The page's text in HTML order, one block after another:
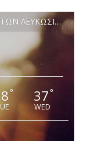
ΕΝΩΣΗ ΚΑΤΕΧΟΜΕΝΩΝ ΚΟΙΝΟΤΗΤΩΝ ΛΕΥΚΩΣΙΑΣ
° 37°
WED